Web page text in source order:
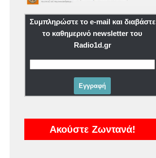
Συμπληρώστε το e-mail και διαβάστε
το καθημερινό newsletter του
Radio1d.gr
Ακούστε Ζωντανά!